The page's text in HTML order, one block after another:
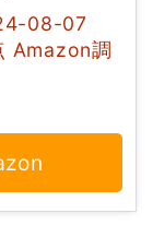
08-07
Amazon調